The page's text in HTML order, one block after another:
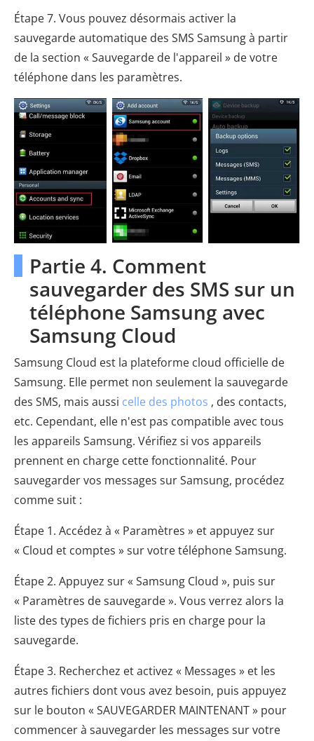
Étape 7. Vous pouvez désormais activer la
sauvegarde automatique des SMS Samsung à partir
de la section « Sauvegarde de l'appareil » de votre
téléphone dans les paramètres.
Partie 4. Comment
sauvegarder des SMS sur un
téléphone Samsung avec
Samsung Cloud
Samsung Cloud est la plateforme cloud officielle de
Samsung. Elle permet non seulement la sauvegarde
des SMS, mais aussi celle des photos , des contacts,
etc. Cependant, elle n'est pas compatible avec tous
les appareils Samsung. Vérifiez si vos appareils
prennent en charge cette fonctionnalité. Pour
sauvegarder vos messages sur Samsung, procédez
comme suit :
Étape 1. Accédez à « Paramètres » et appuyez sur
« Cloud et comptes » sur votre téléphone Samsung.
Étape 2. Appuyez sur « Samsung Cloud », puis sur
« Paramètres de sauvegarde ». Vous verrez alors la
liste des types de fichiers pris en charge pour la
sauvegarde.
Étape 3. Recherchez et activez « Messages » et les
autres fichiers dont vous avez besoin, puis appuyez
sur le bouton « SAUVEGARDER MAINTENANT » pour
commencer à sauvegarder les messages sur votre